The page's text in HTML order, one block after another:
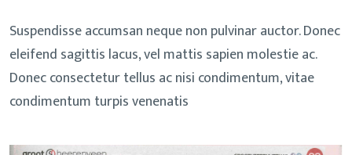
Suspendisse accumsan neque non pulvinar auctor. Donec
eleifend sagittis lacus, vel mattis sapien molestie ac.
Donec consectetur tellus ac nisi condimentum, vitae
condimentum turpis venenatis